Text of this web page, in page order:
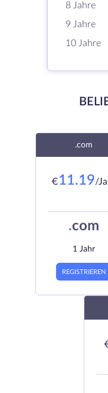
8 Jahre
9 Jahre
10 Jahre
.com
€11.19/
.com
1 Jahr
REGISTRIEREN